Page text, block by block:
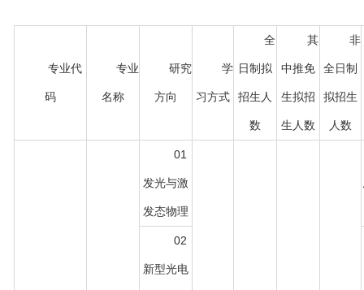
专业代
码
专业
名称
研究
方向
学
习方式
全
日制拟
招生人
数
其
中推免
生拟招
生人数
非
全日制
拟招生
人数
01
发光与激
发态物理
02
新型光电